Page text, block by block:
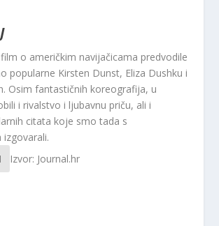
o američkim navijačicama predvodile
popularne Kirsten Dunst, Eliza Dushku i
Osim fantastičnih koreografija, u
i rivalstvo i ljubavnu priču, ali i
citata koje smo tada s
Izvor: Journal.hr